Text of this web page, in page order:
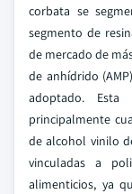
corbata se
segmento de
de mercado de
de anhídrido
adoptado.
principalmente
de alcohol vinilo
vinculadas a
alimenticios, ya